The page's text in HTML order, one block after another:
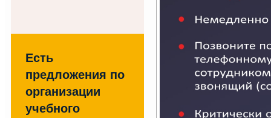
Есть
предложения по
организации
учебного